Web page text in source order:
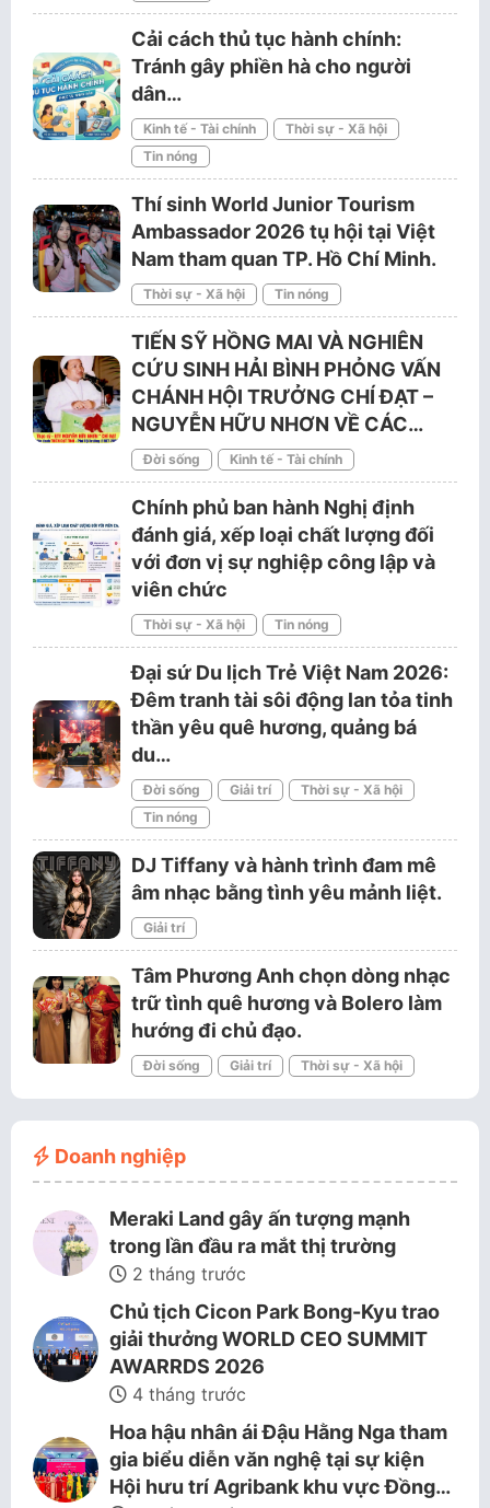
Cải cách thủ tục hành chính:
Tránh gây phiền hà cho người
dân…
Kinh tế - Tài chính
Thời sự - Xã hội
Tin nóng
Thí sinh World Junior Tourism
Ambassador 2026 tụ hội tại Việt
Nam tham quan TP. Hồ Chí Minh.
Thời sự - Xã hội Tin nóng
TIẾN SỸ HỒNG MAI VÀ NGHIÊN
CỨU SINH HẢI BÌNH PHỎNG VẤN
CHÁNH HỘI TRƯỞNG CHÍ ĐẠT –
NGUYỄN HỮU NHƠN VỀ CÁC…
Đời sống Kinh tế - Tài chính
Chính phủ ban hành Nghị định
đánh giá, xếp loại chất lượng đối
với đơn vị sự nghiệp công lập và
viên chức
Thời sự - Xã hội Tin nóng
Đại sứ Du lịch Trẻ Việt Nam 2026:
Đêm tranh tài sôi động lan tỏa tinh
thần yêu quê hương, quảng bá
du…
Đời sống Giải trí
Thời sự - Xã hội
Tin nóng
DJ Tiffany và hành trình đam mê
âm nhạc bằng tình yêu mảnh liệt.
Giải trí
Tâm Phương Anh chọn dòng nhạc
trữ tình quê hương và Bolero làm
hướng đi chủ đạo.
Đời sống Giải trí Thời sự - Xã hội
Doanh nghiệp
Meraki Land gây ấn tượng mạnh
trong lần đầu ra mắt thị trường
2 tháng trước
Chủ tịch Cicon Park Bong-Kyu trao
giải thưởng WORLD CEO SUMMIT
AWARRDS 2026
4 tháng trước
Hoa hậu nhân ái Đậu Hằng Nga tham
gia biểu diễn văn nghệ tại sự kiện
Hội hưu trí Agribank khu vực Đồng…